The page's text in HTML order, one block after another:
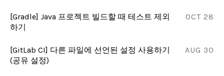
OCT 28
[Gradle] Java 프로젝트 빌드할 때 테스트 제외
하기
AUG 30
[GitLab CI] 다른 파일에 선언된 설정 사용하기
(공유 설정)